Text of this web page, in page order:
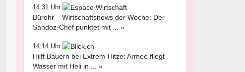
14:31 Uhr
Bürohr – Wirtschaftsnews der Woche: Der
Sandoz-Chef punktet mit ... »
14:14 Uhr
Hilft Bauern bei Extrem-Hitze: Armee fliegt
Wasser mit Heli in ... »